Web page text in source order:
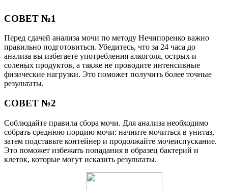
СОВЕТ №1
Перед сдачей анализа мочи по методу Нечипоренко важно
правильно подготовиться. Убедитесь, что за 24 часа до
анализа вы избегаете употребления алкоголя, острых и
соленых продуктов, а также не проводите интенсивные
физические нагрузки. Это поможет получить более точные
результаты.
СОВЕТ №2
Соблюдайте правила сбора мочи. Для анализа необходимо
собрать среднюю порцию мочи: начните мочиться в унитаз,
затем подставьте контейнер и продолжайте мочеиспускание.
Это поможет избежать попадания в образец бактерий и
клеток, которые могут исказить результаты.